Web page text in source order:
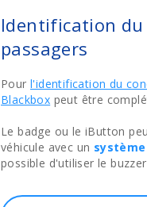
Identification
passagers
Pour l'identification du
Blackbox peut être
Le badge ou le iButton
véhicule avec un
possible d'utiliser le